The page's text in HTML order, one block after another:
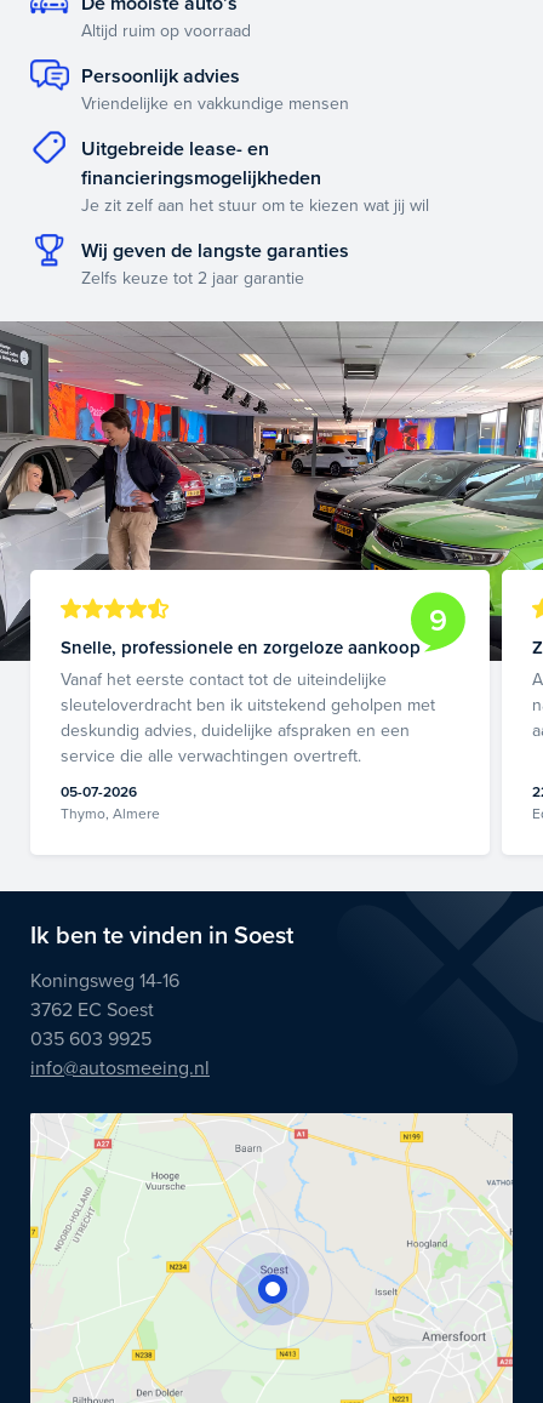
Altijd ruim op voorraad
Persoonlijk advies
Vriendelijke en vakkundige mensen
Uitgebreide lease- en
financieringsmogelijkheden
Je zit zelf aan het stuur om te kiezen wat jij wil
Wij geven de langste garanties
Zelfs keuze tot 2 jaar garantie
9
Snelle, professionele en zorgeloze aankoop
Vanaf het eerste contact tot de uiteindelijke
sleuteloverdracht ben ik uitstekend geholpen met
deskundig advies, duidelijke afspraken en een
service die alle verwachtingen overtreft.
05-07-2026
Thymo, Almere
Ik ben te vinden in Soest
Koningsweg 14-16
3762 EC Soest
035 603 9925
info@autosmeeing.nl